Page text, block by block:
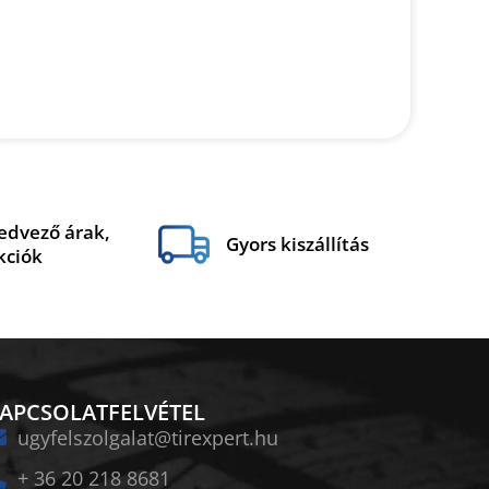
árak,
Gyors kiszállítás
ugyfelszolgalat@tirexpert.hu
+ 36 20 218 8681